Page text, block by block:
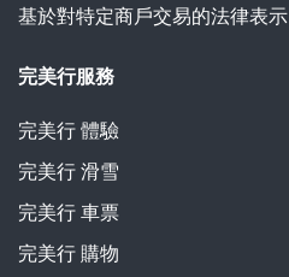
基於對特定商戶交易的法律表示
完美行服務
完美行體驗
完美行滑雪
完美行車票
完美行購物